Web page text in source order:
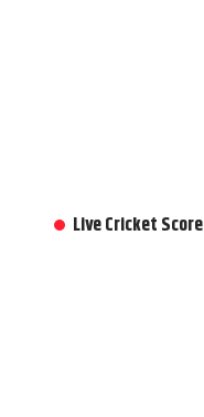
Live Cricket Score